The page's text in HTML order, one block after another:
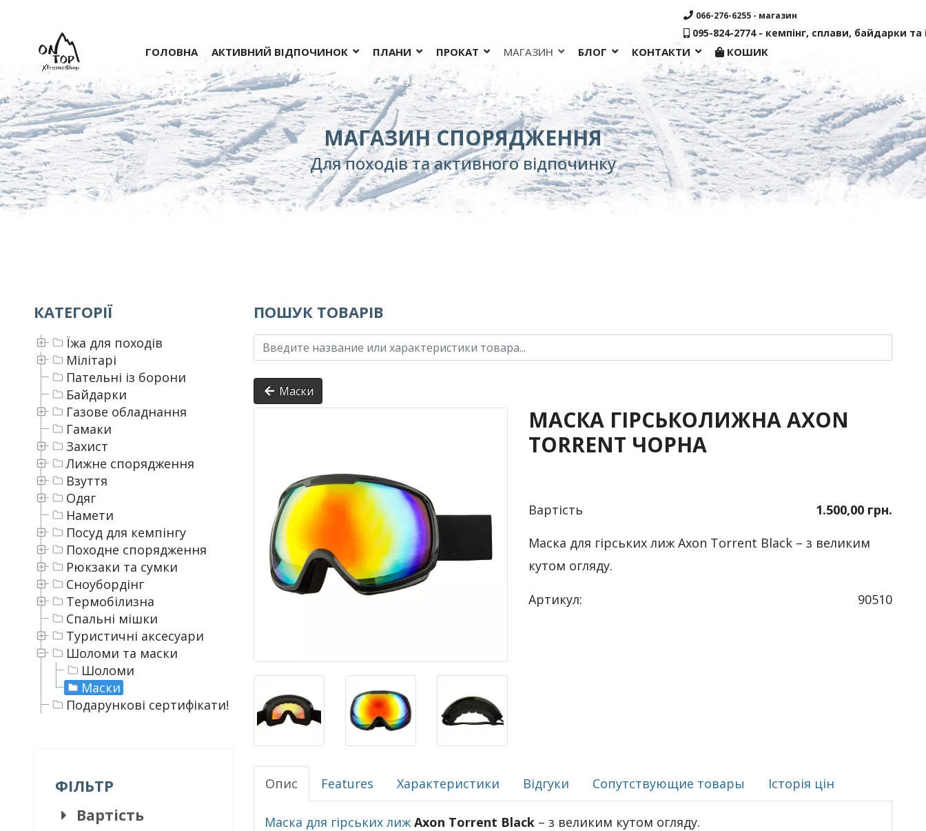
ГОЛОВНА АКТИВНИЙ ВІДПОЧИНОК ПЛАНИ ПРОКАТ МАГАЗИН БЛОГ КОНТАКТИ КОШИК
066-276-6255 - магазин
095-824-2774 - кемпінг, сплави, байдарки та
МАГАЗИН СПОРЯДЖЕННЯ
Для походів та активного відпочинку
КАТЕГОРІЇ
Подарункові сертифікати!
Шоломи та маски
Шоломи
Маски
Туристичні аксесуари
Спальні мішки
Термобілизна
Сноубордінг
Рюкзаки та сумки
Походне спорядження
Посуд для кемпінгу
Намети
Одяг
Взуття
Лижне спорядження
Захист
Гамаки
Газове обладнання
Байдарки
Пательні із борони
Мілітарі
Їжа для походів
ФІЛЬТР
Вартість
ПОШУК ТОВАРІВ
Маски
МАСКА ГІРСЬКОЛИЖНА AXON
TORRENT ЧОРНА
Вартість
1.500,00 грн.
Маска для гірських лиж Axon Torrent Black – з великим
кутом огляду.
Артикул: 90510
Опис Features Характеристики Відгуки Сопутствующие товары Історія цін
Маска для гірських лиж Axon Torrent Black– з великим кутом огляду.